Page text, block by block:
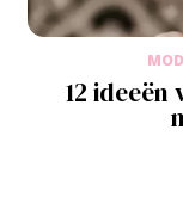
12 ideeën